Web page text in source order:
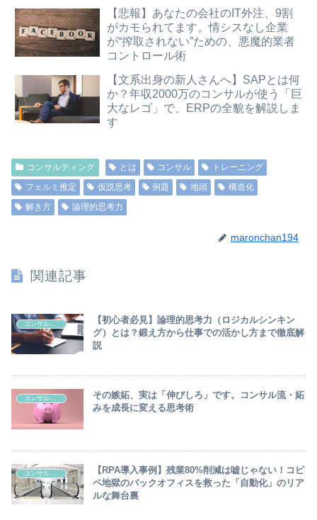
【悲報】あなたの会社のIT外注、9割
がカモられてます。情シスなし企業
が“搾取されない”ための、悪魔的業者
コントロール術
【文系出身の新人さんへ】SAPとは何
か？年収2000万のコンサルが使う「巨
大なレゴ」で、ERPの全貌を解説しま
す
コンサルティング とは コンサル
トレーニング
フェルミ推定
仮説思考 例題 地頭
構造化
解き方
論理的思考力
maronchan194
関連記事
【初心者必見】論理的思考力（ロジカルシンキン
グ）とは？鍛え方から仕事での活かし方まで徹底解
説
コンサルティング
その嫉妬、実は「伸びしろ」です。コンサル流・妬
みを成長に変える思考術
【RPA導入事例】残業80%削減は嘘じゃない！コピ
ペ地獄のバックオフィスを救った「自動化」のリア
ルな舞台裏